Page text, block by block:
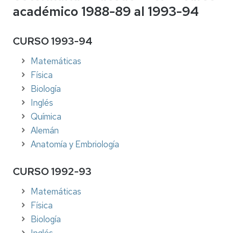
académico 1988-89 al 1993-94
CURSO 1993-94
Matemáticas
Física
Biología
Inglés
Química
Alemán
Anatomía y Embriología
CURSO 1992-93
Matemáticas
Física
Biología